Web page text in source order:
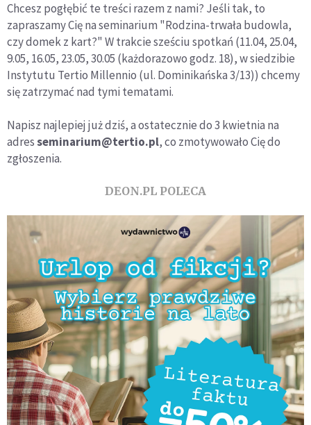
Chcesz pogłębić te treści razem z nami? Jeśli tak, to
zapraszamy Cię na seminarium "Rodzina-trwała budowla,
czy domek z kart?" W trakcie sześciu spotkań (11.04, 25.04,
9.05, 16.05, 23.05, 30.05 (każdorazowo godz. 18), w siedzibie
Instytutu Tertio Millennio (ul. Dominikańska 3/13)) chcemy
się zatrzymać nad tymi tematami.
Napisz najlepiej już dziś, a ostatecznie do 3 kwietnia na
adresseminarium@tertio.pl, co zmotywowało Cię do
zgłoszenia.
DEON.PL POLECA